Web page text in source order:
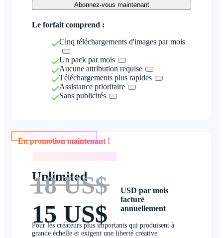
Abonnez-vous maintenant
Le forfait comprend :
Cinq téléchargements d'images par mois
Un pack par mois
Aucune attribution requise
Téléchargements plus rapides
Assistance prioritaire
Sans publicités
En promotion maintenant !
Unlimited
18 US$
15 US$
USD par mois
facturé
annuellement
Pour les créateurs plus importants qui produisent à
grande échelle et exigent une liberté créative